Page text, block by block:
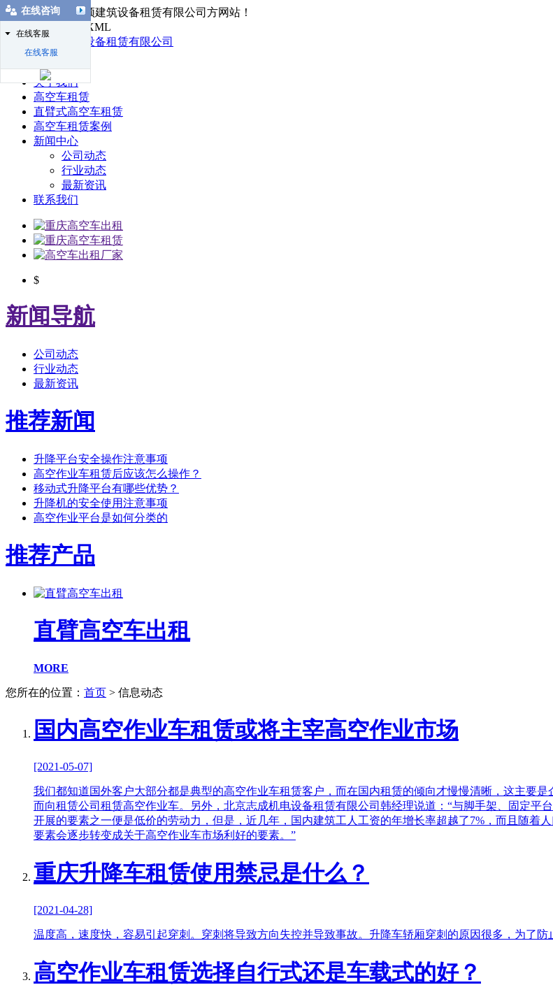
欢迎访问重庆国顿建筑设备租赁有限公司方网站！
网站地图 | RSS | XML
首页
关于我们
高空车租赁
直臂式高空车租赁
高空车租赁案例
新闻中心
公司动态
行业动态
最新资讯
联系我们
$
新闻导航
公司动态
行业动态
最新资讯
推荐新闻
升降平台安全操作注意事项
高空作业车租赁后应该怎么操作？
移动式升降平台有哪些优势？
升降机的安全使用注意事项
高空作业平台是如何分类的
推荐产品
直臂高空车出租
MORE
您所在的位置： 首页 > 信息动态
国内高空作业车租赁或将主宰高空作业市场
[2021-05-07]
我们都知道国外客户大部分都是典型的高空作业车租赁客户，而在国内租赁的倾向才慢慢清晰，这主要
而向租赁公司租赁高空作业车。另外，北京志成机电设备租赁有限公司韩经理说道：“与脚手架、固定
开展的要素之一便是低价的劳动力，但是，近几年，国内建筑工人工资的年增长率超越了7%，而且随着
要素会逐步转变成关于高空作业车市场利好的要素。”
重庆升降车租赁使用禁忌是什么？
[2021-04-28]
温度高，速度快，容易引起穿刺。穿刺将导致方向失控并导致事故。升降车轿厢穿刺的原因很多，为了防
高空作业车租赁选择自行式还是车载式的好？
在线咨询
在线客服
在线客服